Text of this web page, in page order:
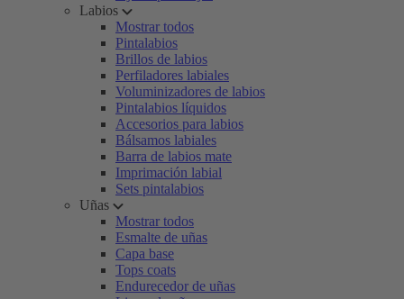
Labios
Mostrar todos
Pintalabios
Brillos de labios
Perfiladores labiales
Voluminizadores de labios
Pintalabios líquidos
Accesorios para labios
Bálsamos labiales
Barra de labios mate
Imprimación labial
Sets pintalabios
Uñas
Mostrar todos
Esmalte de uñas
Capa base
Tops coats
Endurecedor de uñas